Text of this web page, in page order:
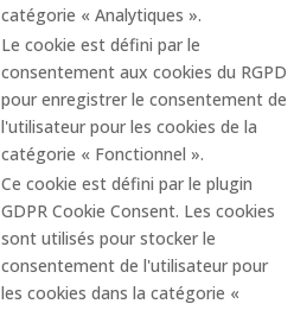
catégorie « Analytiques ».
Le cookie est défini par le
consentement aux cookies du RGPD
pour enregistrer le consentement de
l'utilisateur pour les cookies de la
catégorie « Fonctionnel ».
Ce cookie est défini par le plugin
GDPR Cookie Consent. Les cookies
sont utilisés pour stocker le
consentement de l'utilisateur pour
les cookies dans la catégorie «